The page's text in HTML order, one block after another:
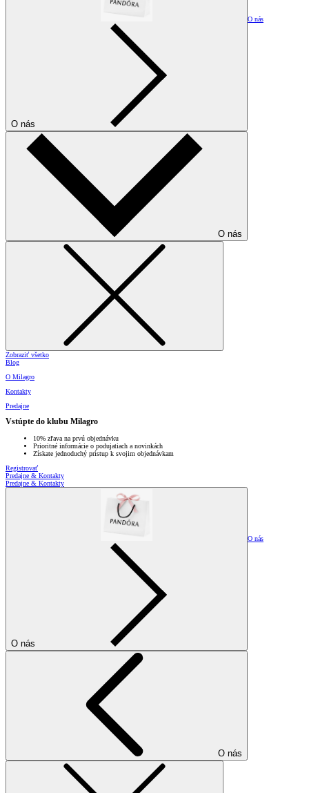
O nás
O nás
O nás
Zobraziť všetko
Blog
O Milagro
Kontakty
Predajne
Vstúpte do klubu Milagro
10% zľava na prvú objednávku
Prioritné informácie o podujatiach a novinkách
Získate jednoduchý prístup k svojim objednávkam
Registrovať
Predajne & Kontakty
Predajne & Kontakty
O nás
O nás
O nás